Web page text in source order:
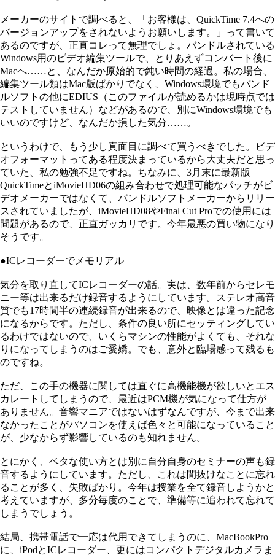
メーカーのサイトで調べると、「お客様は、QuickTime 7.4への
バージョンアップをされないようお願いします。」って書いて
あるのですが、正直コレって無理でしょ。バンドルされている
Windows用のビデオ編集ツールで、とりあえずコンバート後に
Macへ……と、なんだか原始的で鈍い時間の経過。私の場合、
編集ツール類はMac版ばかりでなく、Windows環境でもバンド
ルソフトの他にEDIUS（このファイルが読めるかは現時点では
テストしていません）などがあるので、別にWindows環境でも
いいのですけど、なんだか損した気分……。
というわけで、もう少し真面目に調べて買うべきでした。ビデ
オフォーマットってある程度決まっているから大丈夫だと思っ
ていた、私の勉強不足ですね。ちなみに、3月末に最新版
QuickTimeとiMovieHD06の組み合わせで処理可能なパッチがビ
デオメーカーではなくて、バンドルソフトメーカーからリリー
スされていましたが、iMovieHD08やFinal Cut Proでの使用には
問題があるので、正直ガッカリです。今年最悪の買い物になり
そうです。
●ICレコーダーでメモリアル
気分を取り直してICレコーダーの話。実は、数年前からセレモ
ニー等は出来るだけ録音するようにしています。ステレオ高音
質でも17時間半の連続録音が出来るので、映像とは違った記念
になるからです。ただし、条件の良い所にセッティングしてい
るわけではないので、いくらマシンの性能がよくても、それな
りになってしまうのはご愛嬌。でも、意外と臨場感って残るも
のですね。
ただ、この手の機器に関しては直ぐに高機能機が欲しいとエス
カレートしてしまうので、最近はPCM機が気になって仕方が
ありません。音響マニアではないはずなんですが、今まで出来
なかったことがパソコンを使えば色々と可能になっていること
が、少なからず影響しているのも知れません。
とにかく、ベタな使い方とは別に自分自身のセミナーの声も録
音するようにしています。ただし、これは間抜けなことに忘れ
ることが多く、失敗ばかり。今年は授業を全て録音しようかと
考えていますが、多分毎度のことで、準備等に追われて忘れて
しまうでしょう。
結局、携帯電話で一応は代用できてしまうのに、MacBookPro
に、iPodとICレコーダー、更にはコンパクトデジタルカメラま